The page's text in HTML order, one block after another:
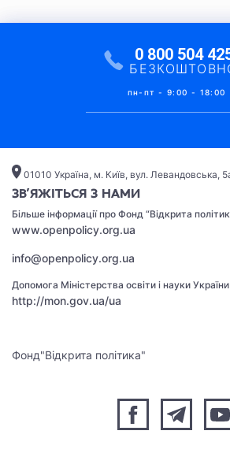
0 800 504
пн-пт - 9:00 - 18:00
01010 Україна, м. Київ, вул. Левандовська,
ЗВ’ЯЖІТЬСЯ З НАМИ
Бiльше iнформацiї про Фонд “Вiдкрита
www.openpolicy.org.ua
info@openpolicy.org.ua
Допомога Міністерства освіти і науки
http://mon.gov.ua/ua
Фонд"Відкрита політика"